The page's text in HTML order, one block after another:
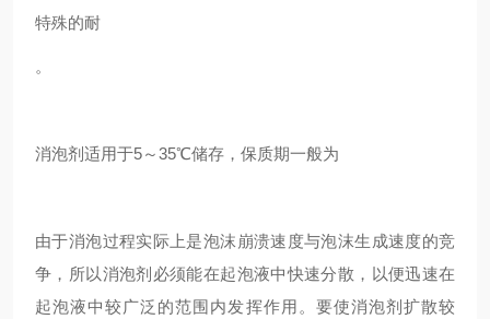
特殊的耐
。
消泡剂适用于5～35℃储存，保质期一般为
由于消泡过程实际上是泡沫崩溃速度与泡沫生成速度的竞
争，所以消泡剂必须能在起泡液中快速分散，以便迅速在
起泡液中较广泛的范围内发挥作用。要使消泡剂扩散较